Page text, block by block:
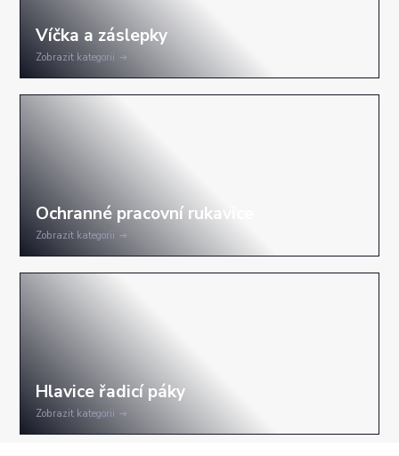
Zobrazit kategorii
Zobrazit kategorii
Zobrazit kategorii